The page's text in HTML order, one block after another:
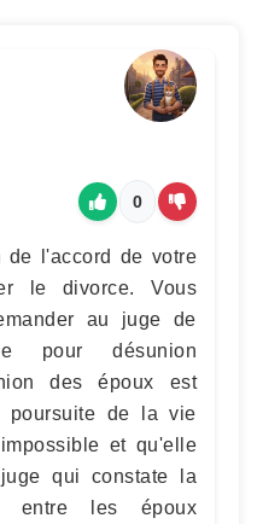
0
de l'accord de votre
le divorce. Vous
au juge de
pour désunion
des époux est
poursuite de la vie
et qu'elle
qui constate la
entre les époux